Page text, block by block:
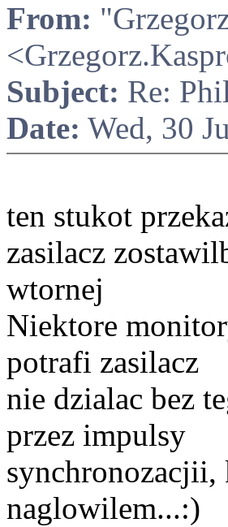
From:
Subject: Re:
Date: Wed, 30
ten stukot
zasilacz
wtornej
Niektore
potrafi zasilacz
nie dzialac bez
przez impulsy
synchronozacjii,
naglowilem...:)